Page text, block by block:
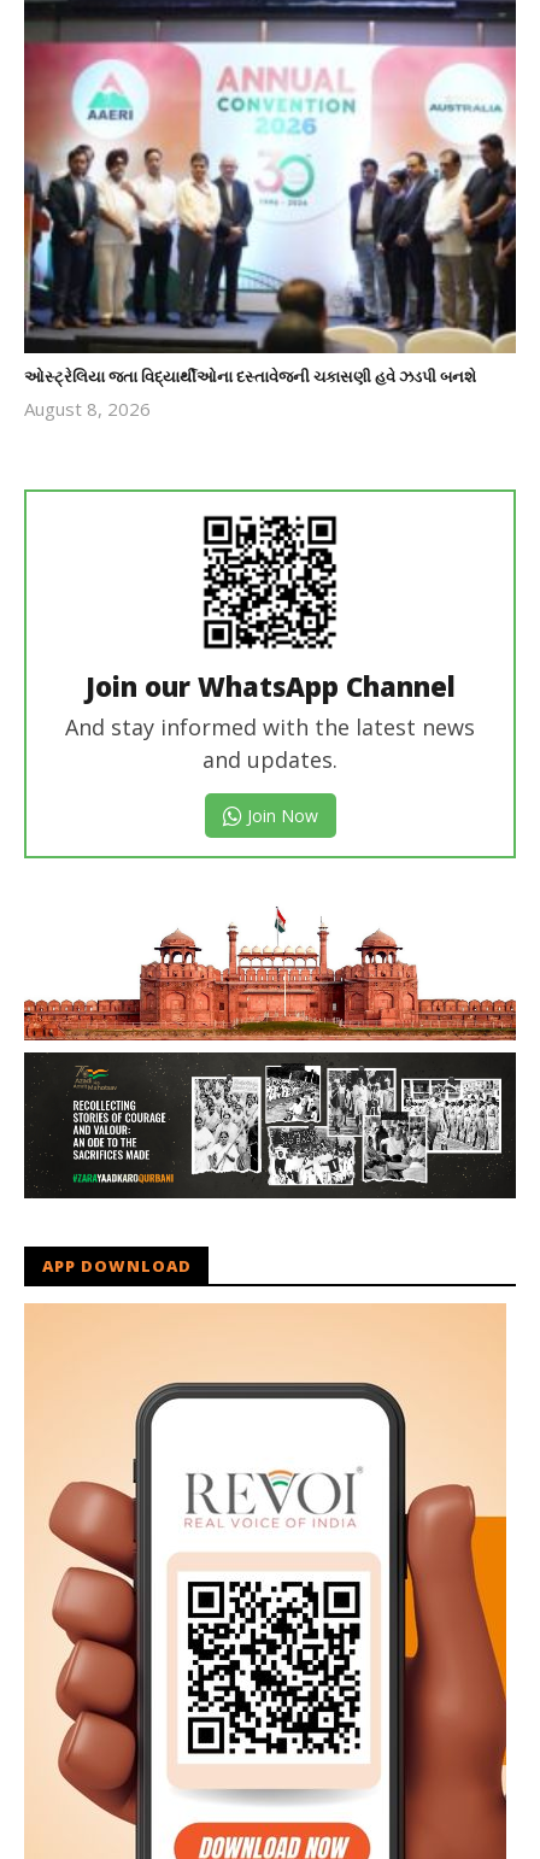
ઓસ્ટ્રેલિયા જતા વિદ્યાર્થીઓના દસ્તાવેજની ચકાસણી હવે ઝડપી બનશે
August 8, 2026
Join our WhatsApp Channel
And stay informed with the latest news
and updates.
Join Now
APP DOWNLOAD